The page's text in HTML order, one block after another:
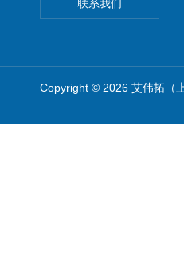
联系我们
Copyright © 2026 艾伟拓（